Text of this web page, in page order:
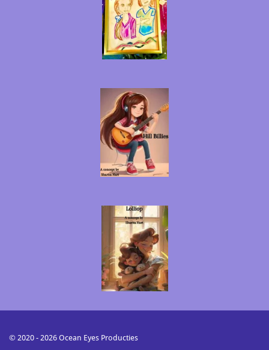
© 2020 - 2026 Ocean Eyes Producties